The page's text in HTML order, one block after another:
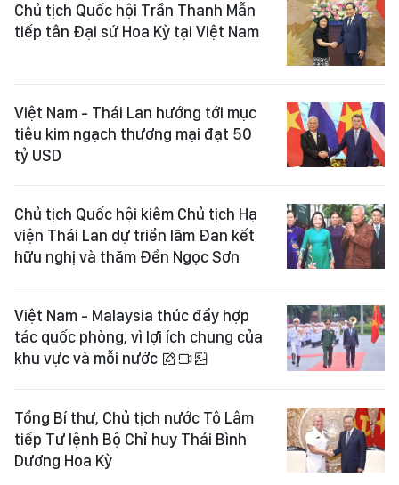
Chủ tịch Quốc hội Trần Thanh Mẫn
tiếp tân Đại sứ Hoa Kỳ tại Việt Nam
Việt Nam - Thái Lan hướng tới mục
tiêu kim ngạch thương mại đạt 50
tỷ USD
Chủ tịch Quốc hội kiêm Chủ tịch Hạ
viện Thái Lan dự triển lãm Đan kết
hữu nghị và thăm Đền Ngọc Sơn
Việt Nam - Malaysia thúc đẩy hợp
tác quốc phòng, vì lợi ích chung của
khu vực và mỗi nước
Tổng Bí thư, Chủ tịch nước Tô Lâm
tiếp Tư lệnh Bộ Chỉ huy Thái Bình
Dương Hoa Kỳ